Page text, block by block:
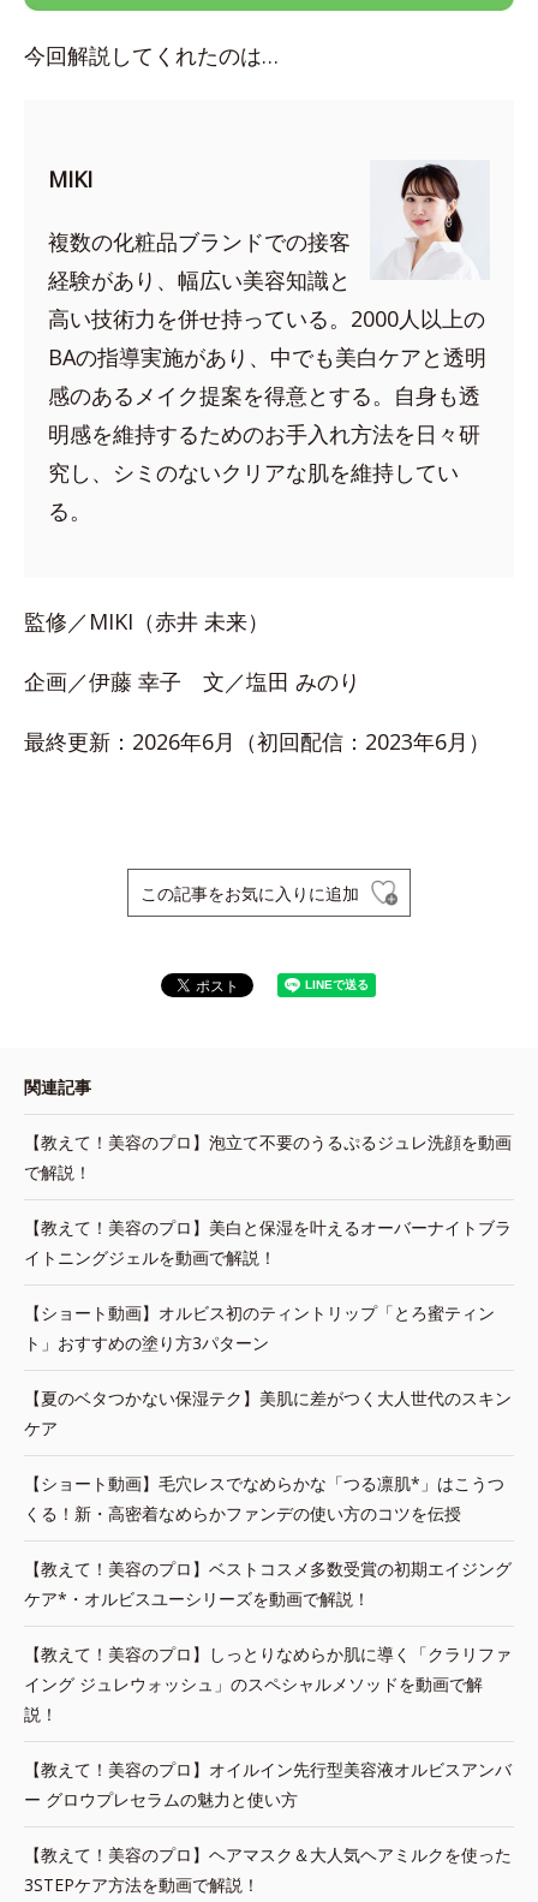
今回解説してくれたのは…
MIKI
複数の化粧品ブランドでの接客
経験があり、幅広い美容知識と
高い技術力を併せ持っている。2000人以上の
BAの指導実施があり、中でも美白ケアと透明
感のあるメイク提案を得意とする。自身も透
明感を維持するためのお手入れ方法を日々研
究し、シミのないクリアな肌を維持してい
る。
監修／MIKI（赤井 未来）
企画／伊藤 幸子 文／塩田 みのり
最終更新：2026年6月（初回配信：2023年6月）
この記事をお気に入りに追加
関連記事
【教えて！美容のプロ】泡立て不要のうるぷるジュレ洗顔を動画
で解説！
【教えて！美容のプロ】美白と保湿を叶えるオーバーナイトブラ
イトニングジェルを動画で解説！
【ショート動画】オルビス初のティントリップ「とろ蜜ティン
ト」おすすめの塗り方3パターン
【夏のベタつかない保湿テク】美肌に差がつく大人世代のスキン
ケア
【ショート動画】毛穴レスでなめらかな「つる凛肌*」はこうつ
くる！新・高密着なめらかファンデの使い方のコツを伝授
【教えて！美容のプロ】ベストコスメ多数受賞の初期エイジング
ケア*・オルビスユーシリーズを動画で解説！
【教えて！美容のプロ】しっとりなめらか肌に導く「クラリファ
イング ジュレウォッシュ」のスペシャルメソッドを動画で解
説！
【教えて！美容のプロ】オイルイン先行型美容液オルビスアンバ
ー グロウプレセラムの魅力と使い方
【教えて！美容のプロ】ヘアマスク＆大人気ヘアミルクを使った
3STEPケア方法を動画で解説！